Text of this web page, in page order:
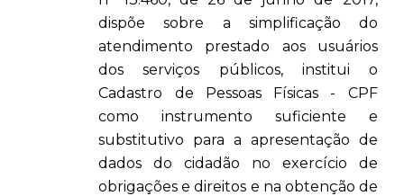
dispõe sobre a simplificação do
atendimento prestado aos usuários
dos serviços públicos, institui o
Cadastro de Pessoas Físicas - CPF
como instrumento suficiente e
substitutivo para a apresentação de
dados do cidadão no exercício de
obrigações e direitos e na obtenção de